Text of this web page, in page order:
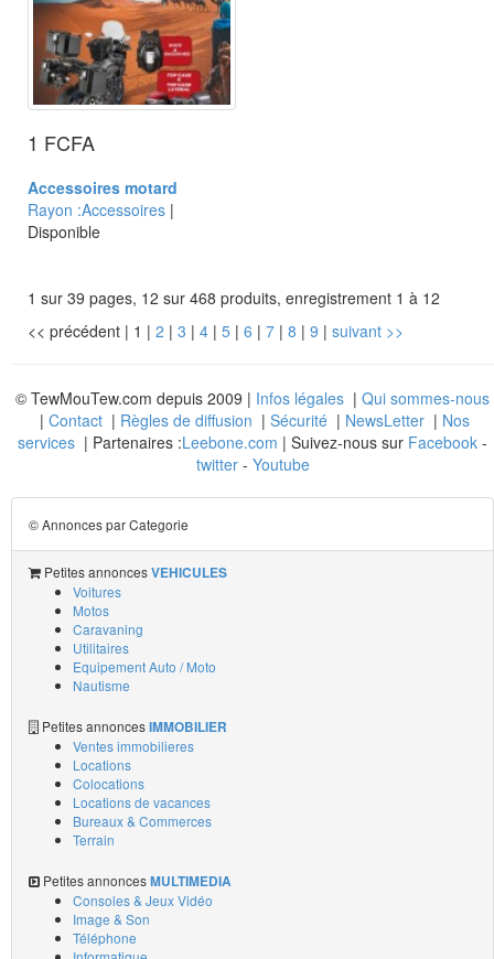
1 FCFA
Accessoires motard
Rayon :Accessoires |
Disponible
1 sur 39 pages, 12 sur 468 produits, enregistrement 1 à 12
<< précédent | 1 | 2 | 3 | 4 | 5 | 6 | 7 | 8 | 9 | suivant >>
© TewMouTew.com depuis 2009 | Infos légales | Qui sommes-nous
| Contact | Règles de diffusion | Sécurité | NewsLetter | Nos
services | Partenaires :Leebone.com | Suivez-nous sur Facebook -
twitter- Youtube
© Annonces par Categorie
Petites annoncesVEHICULES
Voitures
Motos
Caravaning
Utilitaires
Equipement Auto / Moto
Nautisme
Petites annoncesIMMOBILIER
Ventes immobilieres
Locations
Colocations
Locations de vacances
Bureaux & Commerces
Terrain
Petites annoncesMULTIMEDIA
Consoles & Jeux Vidéo
Image & Son
Téléphone